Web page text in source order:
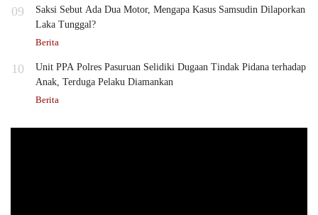
09
Saksi Sebut Ada Dua Motor, Mengapa Kasus Samsudin Dilaporkan
Laka Tunggal?
Berita
10
Unit PPA Polres Pasuruan Selidiki Dugaan Tindak Pidana terhadap
Anak, Terduga Pelaku Diamankan
Berita